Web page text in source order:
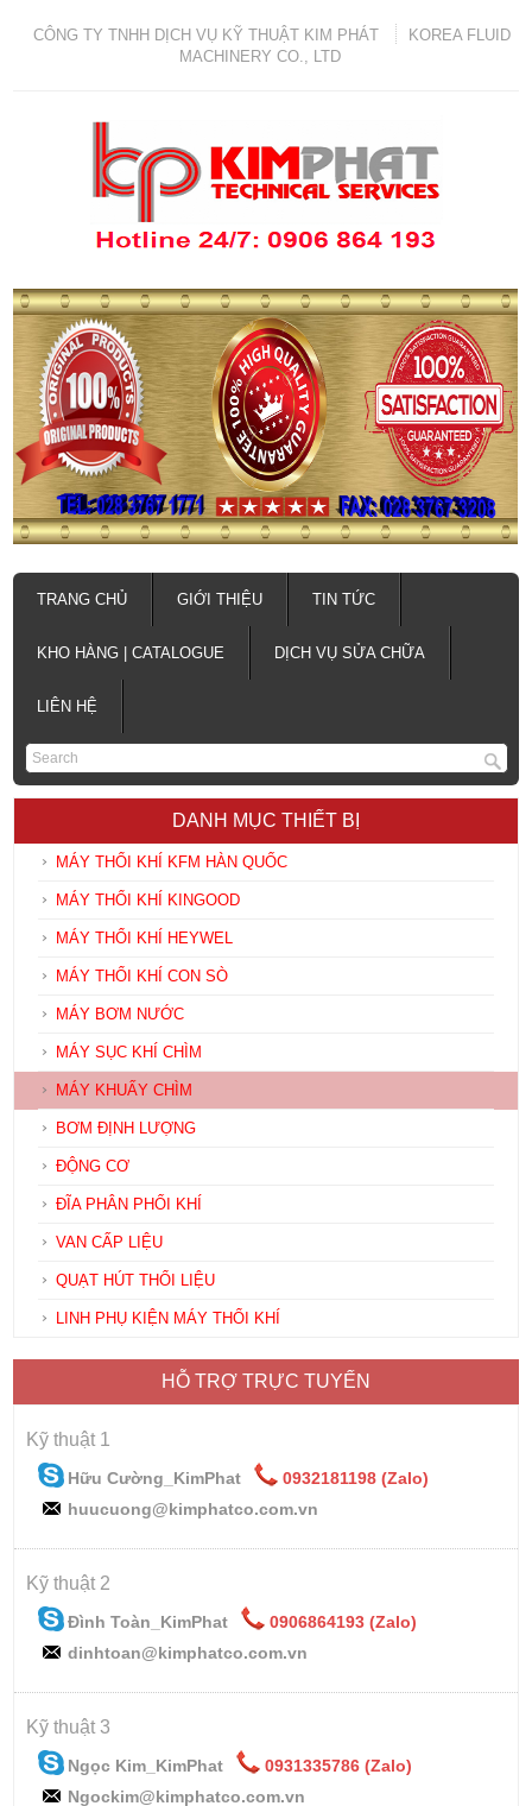
CÔNG TY TNHH DỊCH VỤ KỸ THUẬT KIM PHÁT
KOREA FLUID
MACHINERY CO., LTD
TRANG CHỦ GIỚI THIỆU TIN TỨC
KHO HÀNG | CATALOGUE DỊCH VỤ SỬA CHỮA
LIÊN HỆ
DANH MỤC THIẾT BỊ
MÁY THỔI KHÍ KFM HÀN QUỐC
MÁY THỔI KHÍ KINGOOD
MÁY THỔI KHÍ HEYWEL
MÁY THỔI KHÍ CON SÒ
MÁY BƠM NƯỚC
MÁY SỤC KHÍ CHÌM
MÁY KHUẤY CHÌM
BƠM ĐỊNH LƯỢNG
ĐỘNG CƠ
ĐĨA PHÂN PHỐI KHÍ
VAN CẤP LIỆU
QUẠT HÚT THỔI LIỆU
LINH PHỤ KIỆN MÁY THỔI KHÍ
HỖ TRỢ TRỰC TUYẾN
Kỹ thuật 1
Hữu Cường_KimPhat
0932181198 (Zalo)
huucuong@kimphatco.com.vn
Kỹ thuật 2
Đình Toàn_KimPhat
0906864193 (Zalo)
dinhtoan@kimphatco.com.vn
Kỹ thuật 3
Ngọc Kim_KimPhat
0931335786 (Zalo)
Ngockim@kimphatco.com.vn